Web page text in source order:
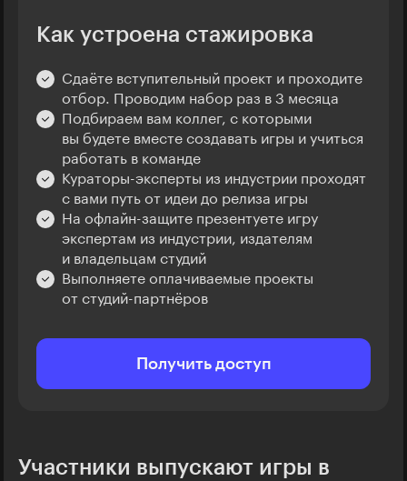
Как устроена стажировка
Сдаёте вступительный проект и проходите
отбор. Проводим набор раз в 3 месяца
Подбираем вам коллег, с которыми
вы будете вместе создавать игры и учиться
работать в команде
Кураторы-эксперты из индустрии проходят
с вами путь от идеи до релиза игры
На офлайн-защите презентуете игру
экспертам из индустрии, издателям
и владельцам студий
Выполняете оплачиваемые проекты
от студий-партнёров
Получить доступ
Участники выпускают игры в